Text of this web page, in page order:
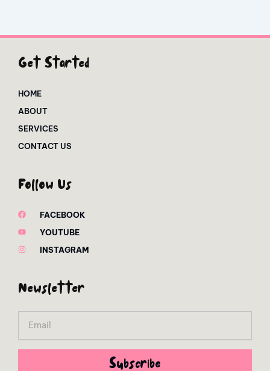
Get Started
HOME
ABOUT
SERVICES
CONTACT US
Follow Us
FACEBOOK
YOUTUBE
INSTAGRAM
Newsletter
Subscribe